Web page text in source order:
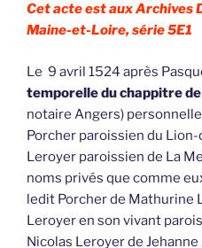
Cet acte est aux Archives
Maine-et-Loire, série 5E1
Le 9 avril 1524 après
temporelle du chappitre de
notaire Angers)
Porcher paroissien du Lion-
Leroyer paroissien de La
noms privés que comme
ledit Porcher de Mathurine
Leroyer en son vivant
Nicolas Leroyer de